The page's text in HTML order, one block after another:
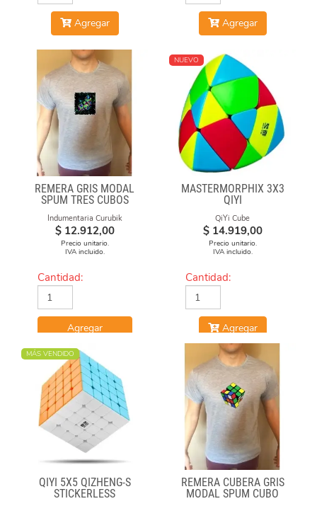
Agregar Agregar
REMERA GRIS MODAL
SPUM TRES CUBOS
Indumentaria Curubik
$ 12.912,00
Precio unitario.
IVA incluido.
Cantidad:
Agregar
NUEVO
MASTERMORPHIX 3X3
QIYI
QiYi Cube
$ 14.919,00
Precio unitario.
IVA incluido.
Cantidad:
Agregar
MÁS VENDIDO
QIYI 5X5 QIZHENG-S
STICKERLESS
REMERA CUBERA GRIS
MODAL SPUM CUBO